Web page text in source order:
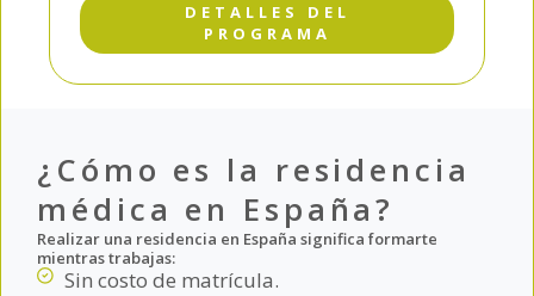
DETALLES DEL
PROGRAMA
¿Cómo es la residencia
médica en España?
Realizar una residencia en España significa formarte
mientras trabajas:
Sin costo de matrícula.